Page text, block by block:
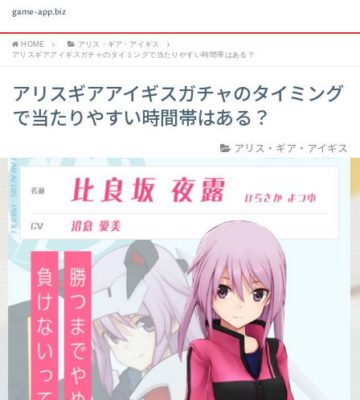
game-app.biz
HOME
アリス・ギア・アイギス
アリスギアアイギスガチャのタイミングで当たりやすい時間帯はある？
アリスギアアイギスガチャのタイミング
で当たりやすい時間帯はある？
アリス・ギア・アイギス